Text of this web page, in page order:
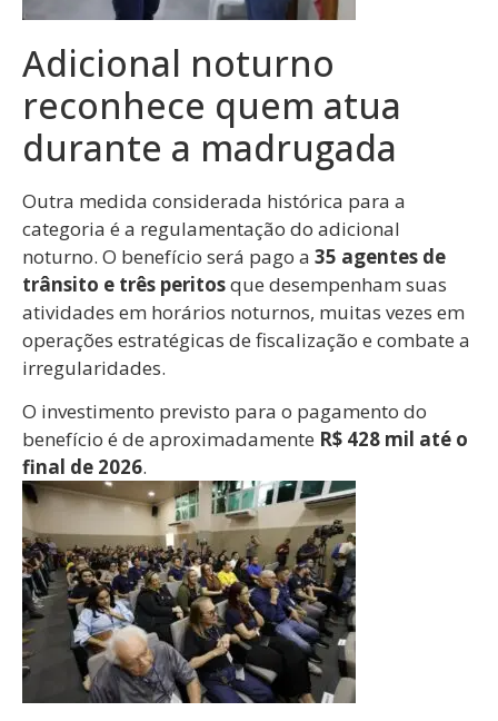
Adicional noturno
reconhece quem atua
durante a madrugada
Outra medida considerada histórica para a
categoria é a regulamentação do adicional
noturno. O benefício será pago a 35 agentes de
trânsito e três peritosque desempenham suas
atividades em horários noturnos, muitas vezes em
operações estratégicas de fiscalização e combate a
irregularidades.
O investimento previsto para o pagamento do
benefício é de aproximadamente R$ 428 mil até o
final de 2026.